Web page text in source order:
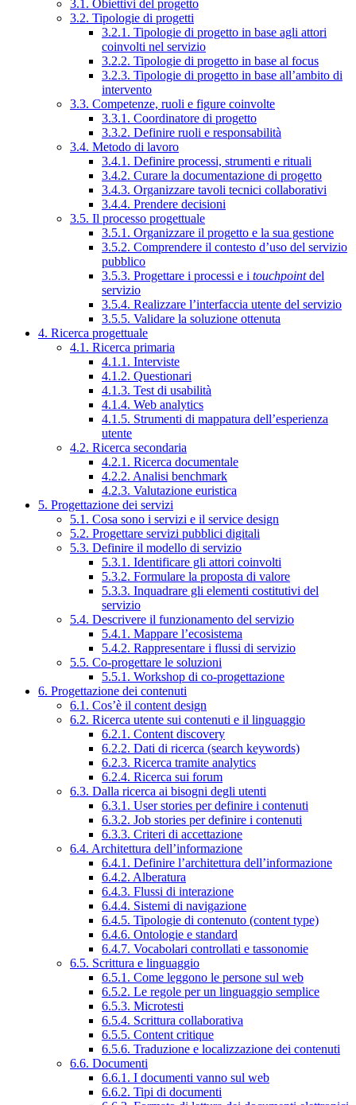
3.1. Obiettivi del progetto
3.2. Tipologie di progetti
3.2.1. Tipologie di progetto in base agli attori
coinvolti nel servizio
3.2.2. Tipologie di progetto in base al focus
3.2.3. Tipologie di progetto in base all’ambito di
intervento
3.3. Competenze, ruoli e figure coinvolte
3.3.1. Coordinatore di progetto
3.3.2. Definire ruoli e responsabilità
3.4. Metodo di lavoro
3.4.1. Definire processi, strumenti e rituali
3.4.2. Curare la documentazione di progetto
3.4.3. Organizzare tavoli tecnici collaborativi
3.4.4. Prendere decisioni
3.5. Il processo progettuale
3.5.1. Organizzare il progetto e la sua gestione
3.5.2. Comprendere il contesto d’uso del servizio
pubblico
3.5.3. Progettare i processi e i touchpointdel
servizio
3.5.4. Realizzare l’interfaccia utente del servizio
3.5.5. Validare la soluzione ottenuta
4. Ricerca progettuale
4.1. Ricerca primaria
4.1.1. Interviste
4.1.2. Questionari
4.1.3. Test di usabilità
4.1.4. Web analytics
4.1.5. Strumenti di mappatura dell’esperienza
utente
4.2. Ricerca secondaria
4.2.1. Ricerca documentale
4.2.2. Analisi benchmark
4.2.3. Valutazione euristica
5. Progettazione dei servizi
5.1. Cosa sono i servizi e il service design
5.2. Progettare servizi pubblici digitali
5.3. Definire il modello di servizio
5.3.1. Identificare gli attori coinvolti
5.3.2. Formulare la proposta di valore
5.3.3. Inquadrare gli elementi costitutivi del
servizio
5.4. Descrivere il funzionamento del servizio
5.4.1. Mappare l’ecosistema
5.4.2. Rappresentare i flussi di servizio
5.5. Co-progettare le soluzioni
5.5.1. Workshop di co-progettazione
6. Progettazione dei contenuti
6.1. Cos’è il content design
6.2. Ricerca utente sui contenuti e il linguaggio
6.2.1. Content discovery
6.2.2. Dati di ricerca (search keywords)
6.2.3. Ricerca tramite analytics
6.2.4. Ricerca sui forum
6.3. Dalla ricerca ai bisogni degli utenti
6.3.1. User stories per definire i contenuti
6.3.2. Job stories per definire i contenuti
6.3.3. Criteri di accettazione
6.4. Architettura dell’informazione
6.4.1. Definire l’architettura dell’informazione
6.4.2. Alberatura
6.4.3. Flussi di interazione
6.4.4. Sistemi di navigazione
6.4.5. Tipologie di contenuto (content type)
6.4.6. Ontologie e standard
6.4.7. Vocabolari controllati e tassonomie
6.5. Scrittura e linguaggio
6.5.1. Come leggono le persone sul web
6.5.2. Le regole per un linguaggio semplice
6.5.3. Microtesti
6.5.4. Scrittura collaborativa
6.5.5. Content critique
6.5.6. Traduzione e localizzazione dei contenuti
6.6. Documenti
6.6.1. I documenti vanno sul web
6.6.2. Tipi di documenti